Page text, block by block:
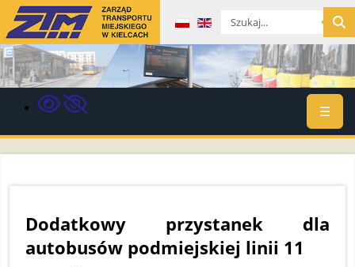
Wybierz swój język
☰
Dodatkowy przystanek dla
autobusów podmiejskiej linii 11